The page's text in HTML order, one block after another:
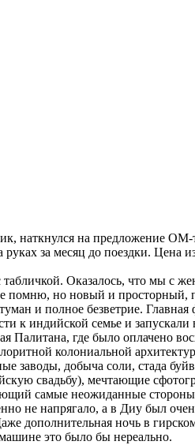
наткнулся на предложение
за месяц до поездки. Цена
Оказалось, что мы с
помню, но новый и просторный,
и полное безветрие.
к индийской семье и
где было оплачено
колониальной
заводы, добыча соли, стада
свадьбу), мечтающие
самые неожиданные
не напрягало, а в Диу был
дополнительная ночь в
это было бы нереально.